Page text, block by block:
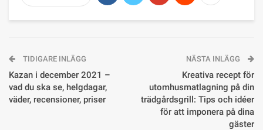
TIDIGARE INLÄGG
Kazan i december 2021 –
vad du ska se, helgdagar,
väder, recensioner, priser
NÄSTA INLÄGG
Kreativa recept för
utomhusmatlagning på din
trädgårdsgrill: Tips och idéer
för att imponera på dina
gäster